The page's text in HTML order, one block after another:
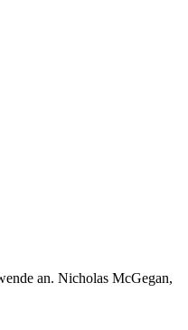
an. Nicholas McGegan,